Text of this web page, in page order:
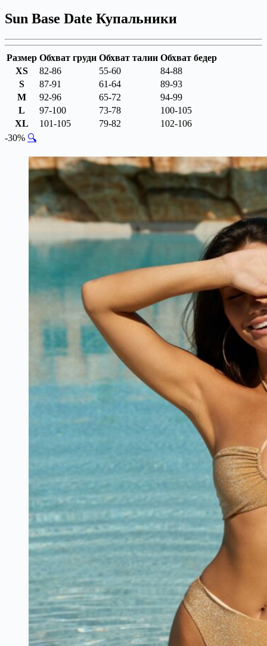
Sun Base Date Купальники
Размер Обхват груди Обхват талии Обхват бедер
XS
82-86 55-60
84-88
S
87-91 61-64
89-93
M
92-96 65-72
94-99
L
97-100 73-78
100-105
XL
101-105 79-82
102-106
-30% 🔍